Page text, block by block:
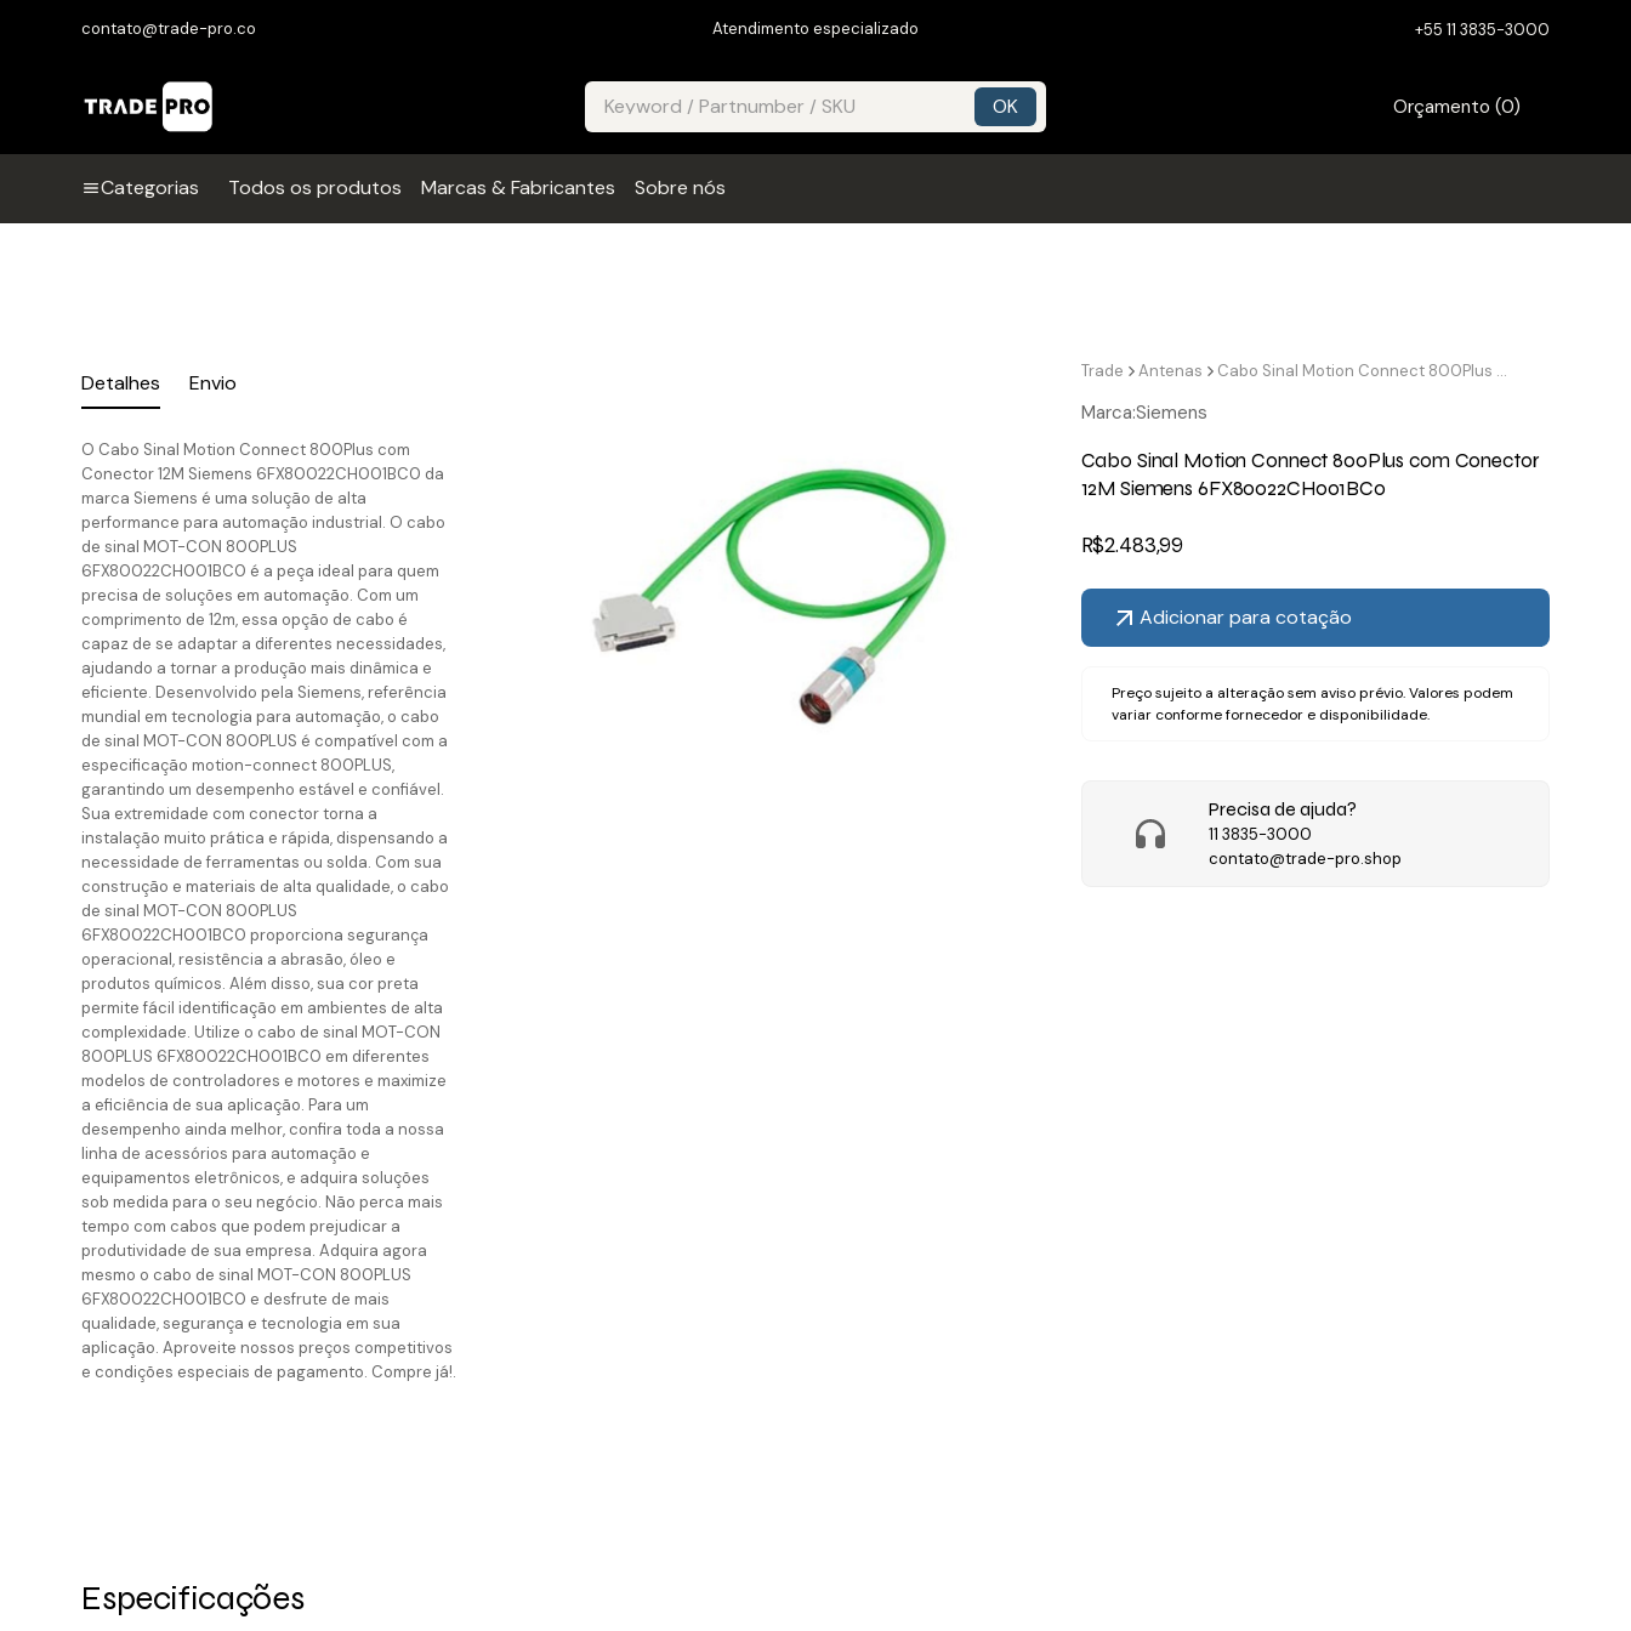
contato@trade-pro.co Atendimento especializado +55 11 3835-3000
Orçamento (0)
Categorias Todos os produtos Marcas & Fabricantes Sobre nós
Detalhes Envio
O Cabo Sinal Motion Connect 800Plus com
Conector 12M Siemens 6FX80022CH001BC0 da
marca Siemens é uma solução de alta
performance para automação industrial. O cabo
de sinal MOT-CON 800PLUS
6FX80022CH001BC0 é a peça ideal para quem
precisa de soluções em automação. Com um
comprimento de 12m, essa opção de cabo é
capaz de se adaptar a diferentes necessidades,
ajudando a tornar a produção mais dinâmica e
eficiente. Desenvolvido pela Siemens, referência
mundial em tecnologia para automação, o cabo
de sinal MOT-CON 800PLUS é compatível com a
especificação motion-connect 800PLUS,
garantindo um desempenho estável e confiável.
Sua extremidade com conector torna a
instalação muito prática e rápida, dispensando a
necessidade de ferramentas ou solda. Com sua
construção e materiais de alta qualidade, o cabo
de sinal MOT-CON 800PLUS
6FX80022CH001BC0 proporciona segurança
operacional, resistência a abrasão, óleo e
produtos químicos. Além disso, sua cor preta
permite fácil identificação em ambientes de alta
complexidade. Utilize o cabo de sinal MOT-CON
800PLUS 6FX80022CH001BC0 em diferentes
modelos de controladores e motores e maximize
a eficiência de sua aplicação. Para um
desempenho ainda melhor, confira toda a nossa
linha de acessórios para automação e
equipamentos eletrônicos, e adquira soluções
sob medida para o seu negócio. Não perca mais
tempo com cabos que podem prejudicar a
produtividade de sua empresa. Adquira agora
mesmo o cabo de sinal MOT-CON 800PLUS
6FX80022CH001BC0 e desfrute de mais
qualidade, segurança e tecnologia em sua
aplicação. Aproveite nossos preços competitivos
e condições especiais de pagamento. Compre já!.
Trade Antenas Cabo Sinal Motion Connect 800Plus com Conector 12M Siemens 6FX80022CH001BC0
Marca:Siemens
Cabo Sinal Motion Connect 800Plus com Conector
12M Siemens 6FX80022CH001BC0
R$2.483,99
Adicionar para cotação
Preço sujeito a alteração sem aviso prévio. Valores podem
variar conforme fornecedor e disponibilidade.
Precisa de ajuda?
11 3835-3000
contato@trade-pro.shop
Especificações